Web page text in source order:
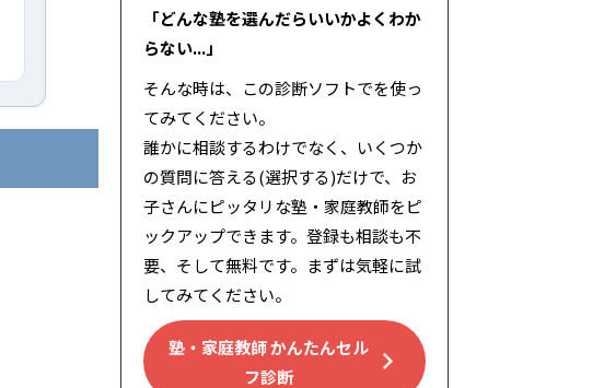
「どんな塾を選んだらいいかよくわか
らない...」
そんな時は、この診断ソフトでを使っ
てみてください。
誰かに相談するわけでなく、いくつか
の質問に答える(選択する)だけで、お
子さんにピッタリな塾・家庭教師をピ
ックアップできます。登録も相談も不
要、そして無料です。まずは気軽に試
してみてください。
塾・家庭教師 かんたんセル
フ診断